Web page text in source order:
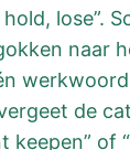
lose”.
naar
de
of